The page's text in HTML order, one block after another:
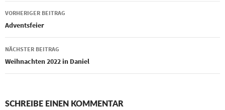
Beitragsnavigation
VORHERIGER BEITRAG
Adventsfeier
NÄCHSTER BEITRAG
Weihnachten 2022 in Daniel
SCHREIBE EINEN KOMMENTAR